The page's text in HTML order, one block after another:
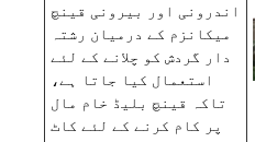
اندرونی اور بیرونی قینچ
میکانزم کے درمیان رشتہ
دار گردش کو چلانے کے لئے
استعمال کیا جاتا ہے،
تاکہ قینچ بلیڈ خام مال
پر کام کرنے کے لئے کاٹ